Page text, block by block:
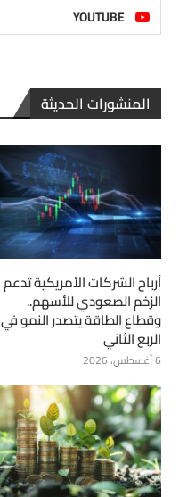
YOUTUBE
المنشورات الحديثة
أرباح الشركات الأمريكية تدعم
الزخم الصعودي للأسهم..
وقطاع الطاقة يتصدر النمو في
الربع الثاني
6 أغسطس، 2026